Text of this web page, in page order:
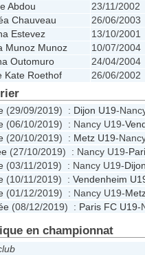
Abdou
23/11/2002
Chauveau
26/06/2003
Estevez
13/10/2001
Munoz Munoz
10/07/2004
Outomuro
24/04/2004
Kate Roethof
26/06/2002
(29/09/2019) : Dijon U19-
(06/10/2019) : Nancy U19-
(20/10/2019) : Metz U19-
(27/10/2019) : Nancy U19-
(03/11/2019) : Nancy U19-
(10/11/2019) : Vendenheim
(01/12/2019) : Nancy U19-
(08/12/2019) : Paris FC U19-
en championnat